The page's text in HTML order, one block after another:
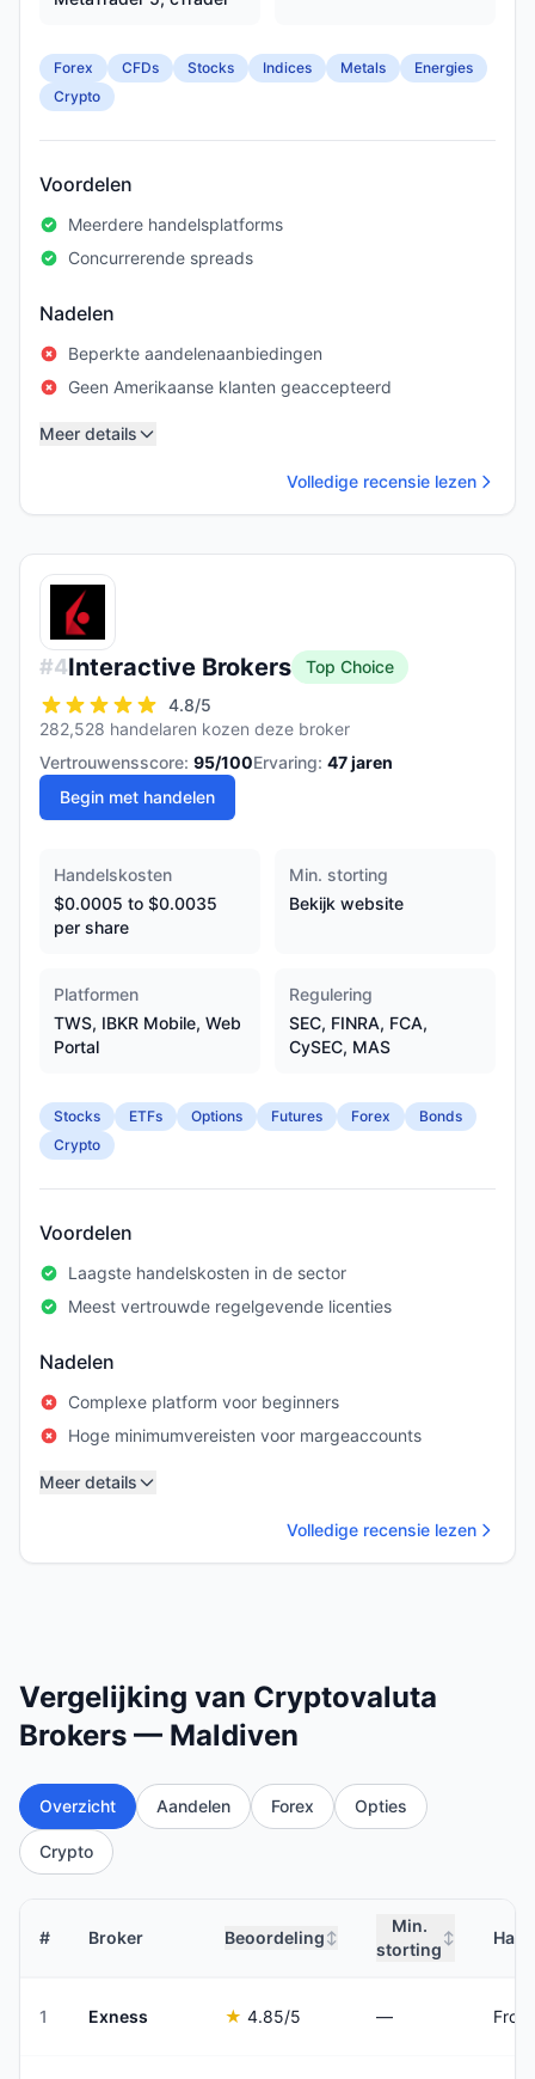
Forex CFDs Stocks Indices Metals
Energies
Crypto
Voordelen
Meerdere handelsplatforms
Concurrerende spreads
Nadelen
Beperkte aandelenaanbiedingen
Geen Amerikaanse klanten geaccepteerd
Meer details
Volledige recensie lezen
#4Interactive Brokers
Top Choice
4.8/5
282,528 handelaren kozen deze broker
Vertrouwensscore: 95/100Ervaring: 47jaren
Begin met handelen
Handelskosten
$0.0005 to $0.0035
per share
Min. storting
Bekijk website
Platformen
TWS, IBKR Mobile, Web
Portal
Regulering
SEC, FINRA, FCA,
CySEC, MAS
Stocks ETFs Options Futures Forex
Bonds
Crypto
Voordelen
Laagste handelskosten in de sector
Meest vertrouwde regelgevende licenties
Nadelen
Complexe platform voor beginners
Hoge minimumvereisten voor margeaccounts
Meer details
Volledige recensie lezen
Vergelijking van Cryptovaluta
Brokers — Maldiven
Overzicht Aandelen Forex Opties
Crypto
# Broker Beoordeling ↕
Min.
storting
↕
1 Exness ★ 4.85/5 —